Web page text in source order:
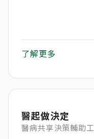
了解更多
醫起做決定
醫病共享決策輔助